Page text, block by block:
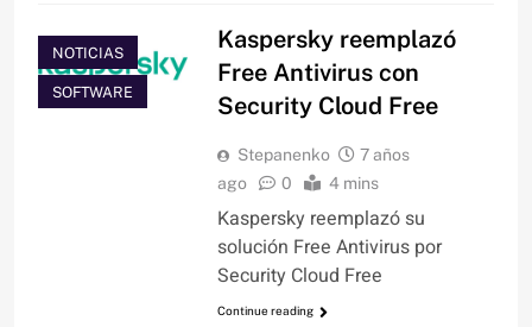
NOTICIAS
SOFTWARE
Kaspersky reemplazó
Free Antivirus con
Security Cloud Free
Stepanenko
7 años
ago
0 4 mins
Kaspersky reemplazó su
solución Free Antivirus por
Security Cloud Free
Continue reading